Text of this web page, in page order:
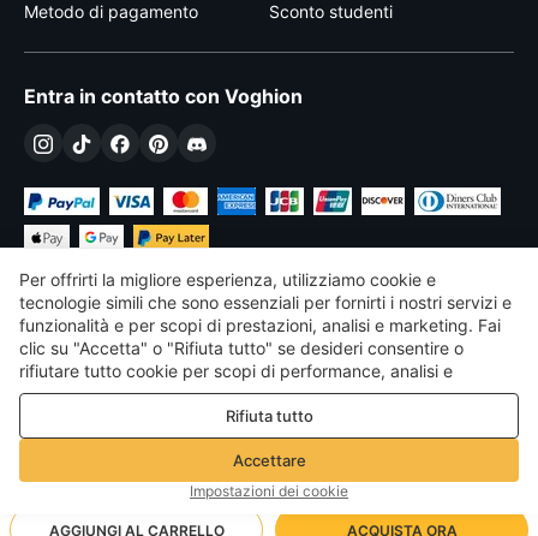
AGGIUNGI AL CARRELLO ACQUISTA ORA
Metodo di pagamento Sconto studenti
Entra in contatto con Voghion
€ EUR Italy
©2026 Voghion
Termini & Condizioni
Politica sulla privacy e sui cookie
Linee guida della community
Per offrirti la migliore esperienza, utilizziamo cookie e
tecnologie simili che sono essenziali per fornirti i nostri servizi e
funzionalità e per scopi di prestazioni, analisi e marketing. Fai
clic su "Accetta" o "Rifiuta tutto" se desideri consentire o
rifiutare tutto cookie per scopi di performance, analisi e
marketing. Per maggiori dettagli consultare la nostraPolitica
Rifiuta tutto
Accettare
Impostazioni dei cookie